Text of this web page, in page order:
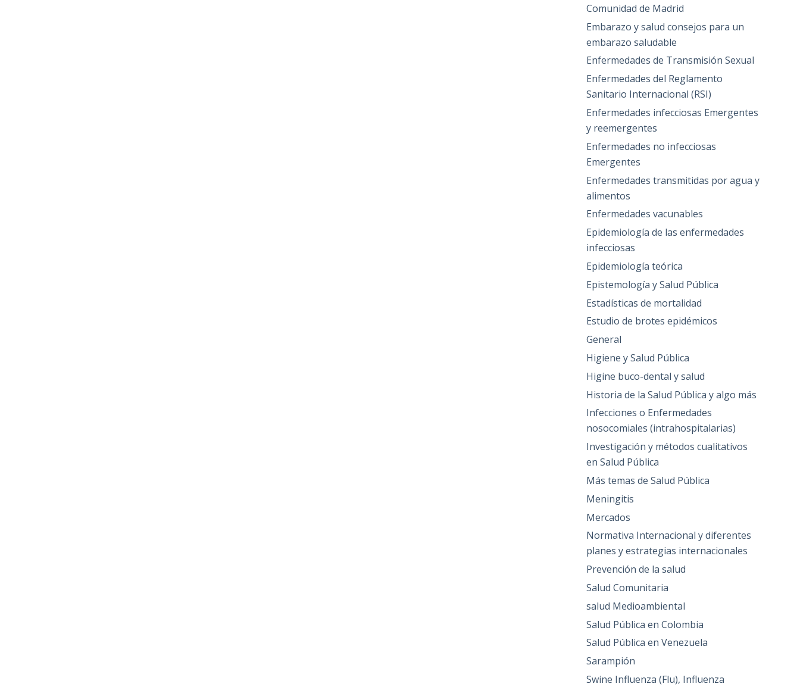
Comunidad de Madrid
Embarazo y salud consejos para un
embarazo saludable
Enfermedades de Transmisión Sexual
Enfermedades del Reglamento
Sanitario Internacional (RSI)
Enfermedades infecciosas Emergentes
y reemergentes
Enfermedades no infecciosas
Emergentes
Enfermedades transmitidas por agua y
alimentos
Enfermedades vacunables
Epidemiología de las enfermedades
infecciosas
Epidemiología teórica
Epistemología y Salud Pública
Estadísticas de mortalidad
Estudio de brotes epidémicos
General
Higiene y Salud Pública
Higine buco-dental y salud
Historia de la Salud Pública y algo más
Infecciones o Enfermedades
nosocomiales (intrahospitalarias)
Investigación y métodos cualitativos
en Salud Pública
Más temas de Salud Pública
Meningitis
Mercados
Normativa Internacional y diferentes
planes y estrategias internacionales
Prevención de la salud
Salud Comunitaria
salud Medioambiental
Salud Pública en Colombia
Salud Pública en Venezuela
Sarampión
Swine Influenza (Flu), Influenza